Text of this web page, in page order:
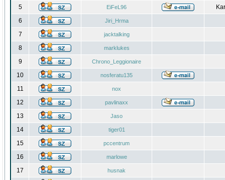
5 EiFeL96
6
Jiri_Hrma
7 jacktalking
8 marklukes
9 Chrono_Leggionaire
10 nosferatu135
11 nox
12 pavlinaxx
13 Jaso
14 tiger01
15 pccentrum
16 marlowe
17 husnak